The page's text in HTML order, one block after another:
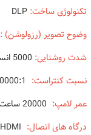
تکنولوژی ساخت: DLP
وضوح تصویر (رزولوشن) :
شدت روشنایی:
نسبت کنتراست:
عمر لامپ:
درگاه های اتصال: